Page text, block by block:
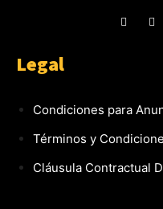
Legal
Condiciones para
Términos y
Cláusula Contractual